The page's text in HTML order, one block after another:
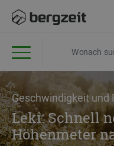
Geschwindigkeit und
Leki: Schnell
Höhenmeter